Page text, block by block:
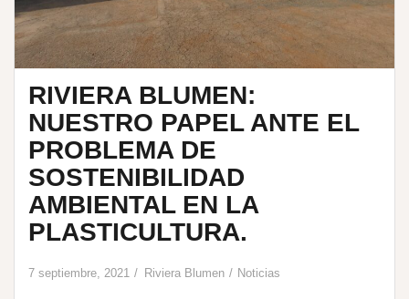
RIVIERA BLUMEN:
NUESTRO PAPEL ANTE EL
PROBLEMA DE
SOSTENIBILIDAD
AMBIENTAL EN LA
PLASTICULTURA.
7 septiembre, 2021 Riviera Blumen Noticias